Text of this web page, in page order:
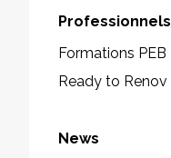
Professionnels
Formations PEB
Ready to Renov
News